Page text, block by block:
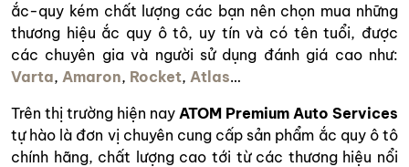
ắc-quy kém chất lượng các bạn nên chọn mua những
thương hiệu ắc quy ô tô, uy tín và có tên tuổi, được
các chuyên gia và người sử dụng đánh giá cao như:
Varta, Amaron, Rocket, Atlas…
Trên thị trường hiện nay ATOM Premium Auto Services
tự hào là đơn vị chuyên cung cấp sản phẩm ắc quy ô tô
chính hãng, chất lượng cao tới từ các thương hiệu nổi